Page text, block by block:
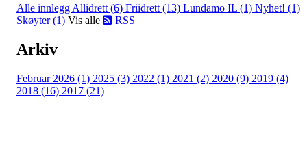
Alle innlegg Allidrett (6) Friidrett (13) Lundamo IL (1) Nyhet! (1)
Skøyter (1) Vis alle RSS
Arkiv
Februar 2026 (1) 2025 (3) 2022 (1) 2021 (2) 2020 (9) 2019 (4)
2018 (16) 2017 (21)